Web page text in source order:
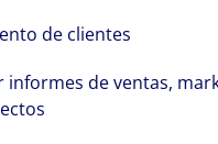
de clientes
informes de ventas,